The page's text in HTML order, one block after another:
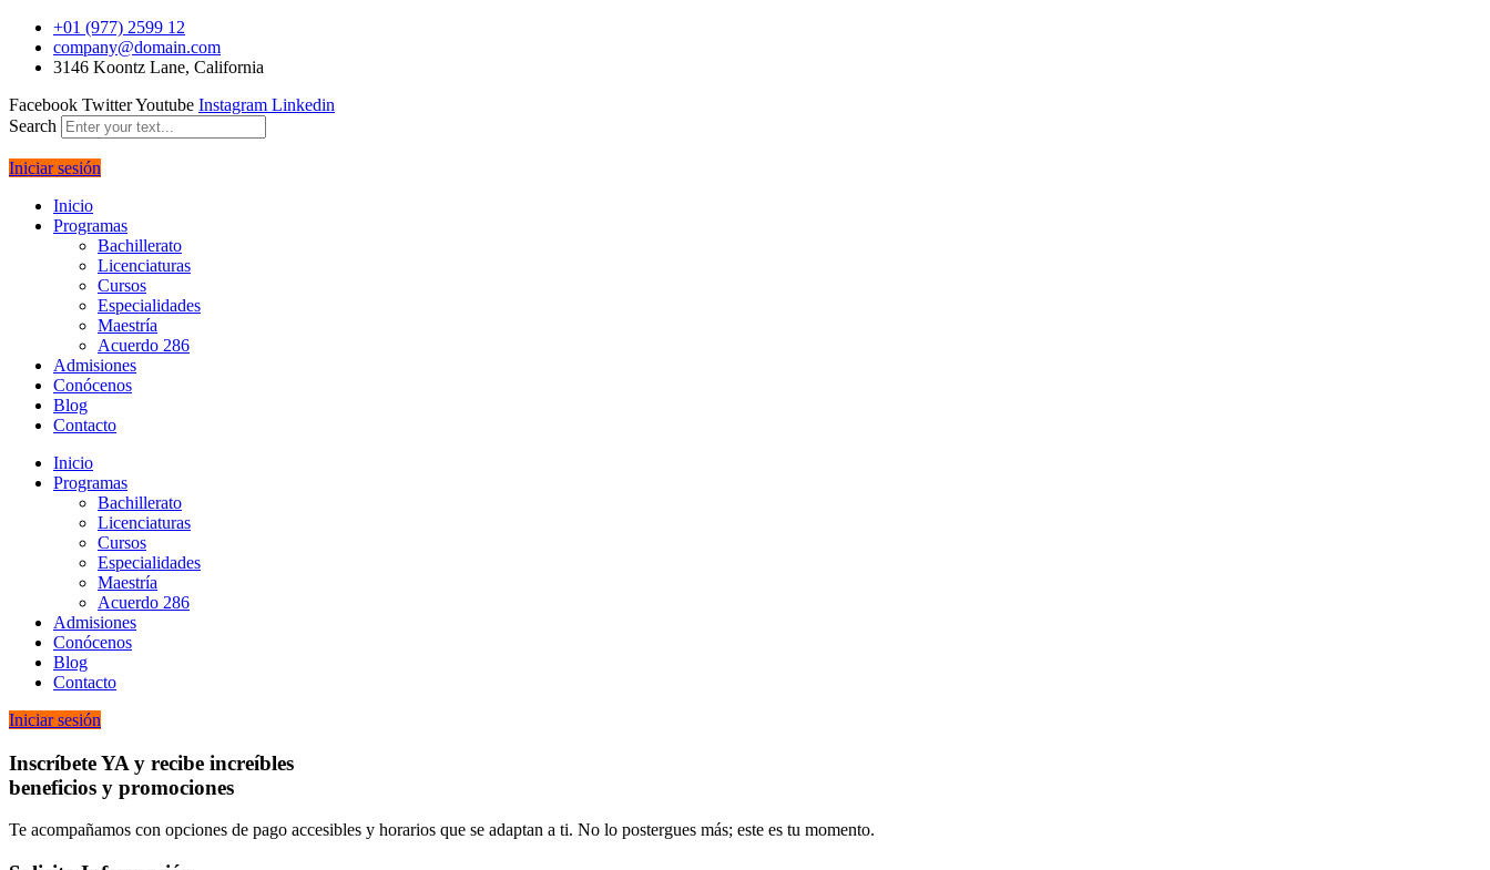
+01 (977) 2599 12
company@domain.com
3146 Koontz Lane, California
Facebook TwitterYoutube Instagram Linkedin
Search
Iniciar sesión
Inicio
Programas
Bachillerato
Licenciaturas
Cursos
Especialidades
Maestría
Acuerdo 286
Admisiones
Conócenos
Blog
Contacto
Inicio
Programas
Bachillerato
Licenciaturas
Cursos
Especialidades
Maestría
Acuerdo 286
Admisiones
Conócenos
Blog
Contacto
Iniciar sesión
Inscríbete YA y recibe increíbles
beneficios y promociones
Te acompañamos con opciones de pago accesibles y horarios que se adaptan a ti. No lo postergues más; este es tu momento.